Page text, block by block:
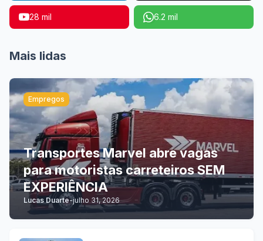
28 mil 6.2 mil
Mais lidas
Empregos
Transportes Marvel abre vagas
para motoristas carreteiros SEM
EXPERIÊNCIA
Lucas Duarte-julho 31, 2026